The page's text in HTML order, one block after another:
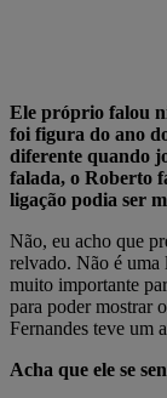
Ele próprio falou
foi figura do ano
diferente quando
falada, o Roberto
ligação podia ser
Não, eu acho que
relvado. Não é uma
muito importante
para poder mostrar
Fernandes teve um
Acha que ele se